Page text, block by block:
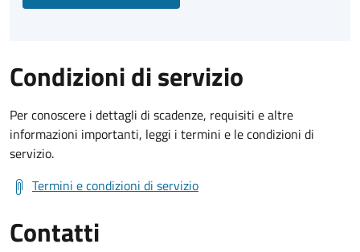
Condizioni di servizio
Per conoscere i dettagli di scadenze, requisiti e altre
informazioni importanti, leggi i termini e le condizioni di
servizio.
Termini e condizioni di servizio
Contatti